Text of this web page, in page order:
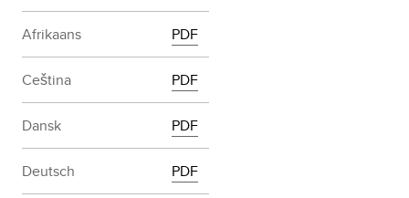
Afrikaans PDF
Ceština PDF
Dansk PDF
Deutsch PDF